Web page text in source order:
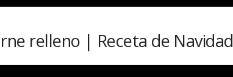
relleno | Receta de Navidad